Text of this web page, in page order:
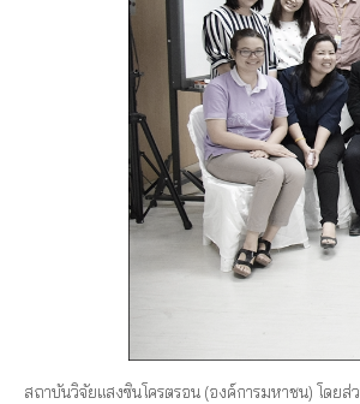
สถาบันวิจัยแสงซินโครตรอน (องค์การมหาชน) โดยส่ว